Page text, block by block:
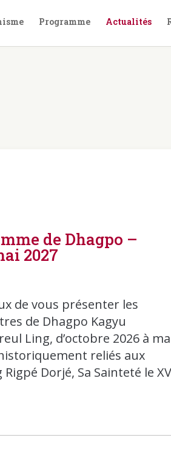
Programme Actualités
de Dhagpo –
2027
de vous présenter les
de Dhagpo Kagyu
Ling, d’octobre 2026 à
reliés aux
Dorjé, Sa Sainteté le